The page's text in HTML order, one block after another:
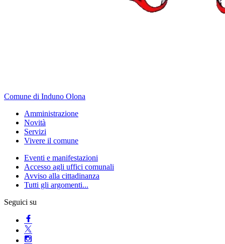
Comune di Induno Olona
Amministrazione
Novità
Servizi
Vivere il comune
Eventi e manifestazioni
Accesso agli uffici comunali
Avviso alla cittadinanza
Tutti gli argomenti...
Seguici su